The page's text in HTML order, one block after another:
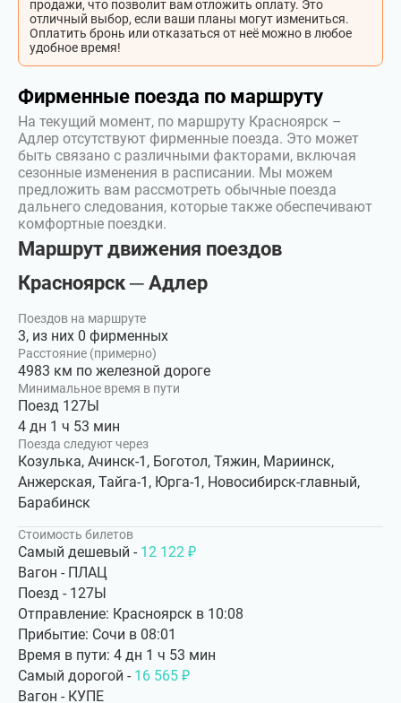
продажи, что позволит вам отложить оплату. Это
отличный выбор, если ваши планы могут измениться.
Оплатить бронь или отказаться от неё можно в любое
удобное время!
Фирменные поезда по маршруту
На текущий момент, по маршруту Красноярск –
Адлер отсутствуют фирменные поезда. Это может
быть связано с различными факторами, включая
сезонные изменения в расписании. Мы можем
предложить вам рассмотреть обычные поезда
дальнего следования, которые также обеспечивают
комфортные поездки.
Маршрут движения поездов
Красноярск ─ Адлер
Поездов на маршруте
3, из них 0 фирменных
Расстояние (примерно)
4983 км по железной дороге
Минимальное время в пути
Поезд 127Ы
4 дн 1 ч 53 мин
Поезда следуют через
Козулька, Ачинск-1, Боготол, Тяжин, Мариинск,
Анжерская, Тайга-1, Юрга-1, Новосибирск-главный,
Барабинск
Стоимость билетов
Самый дешевый - 12 122 ₽
Вагон - ПЛАЦ
Поезд - 127Ы
Отправление: Красноярск в 10:08
Прибытие: Сочи в 08:01
Время в пути: 4 дн 1 ч 53 мин
Самый дорогой - 16 565 ₽
Вагон - КУПЕ